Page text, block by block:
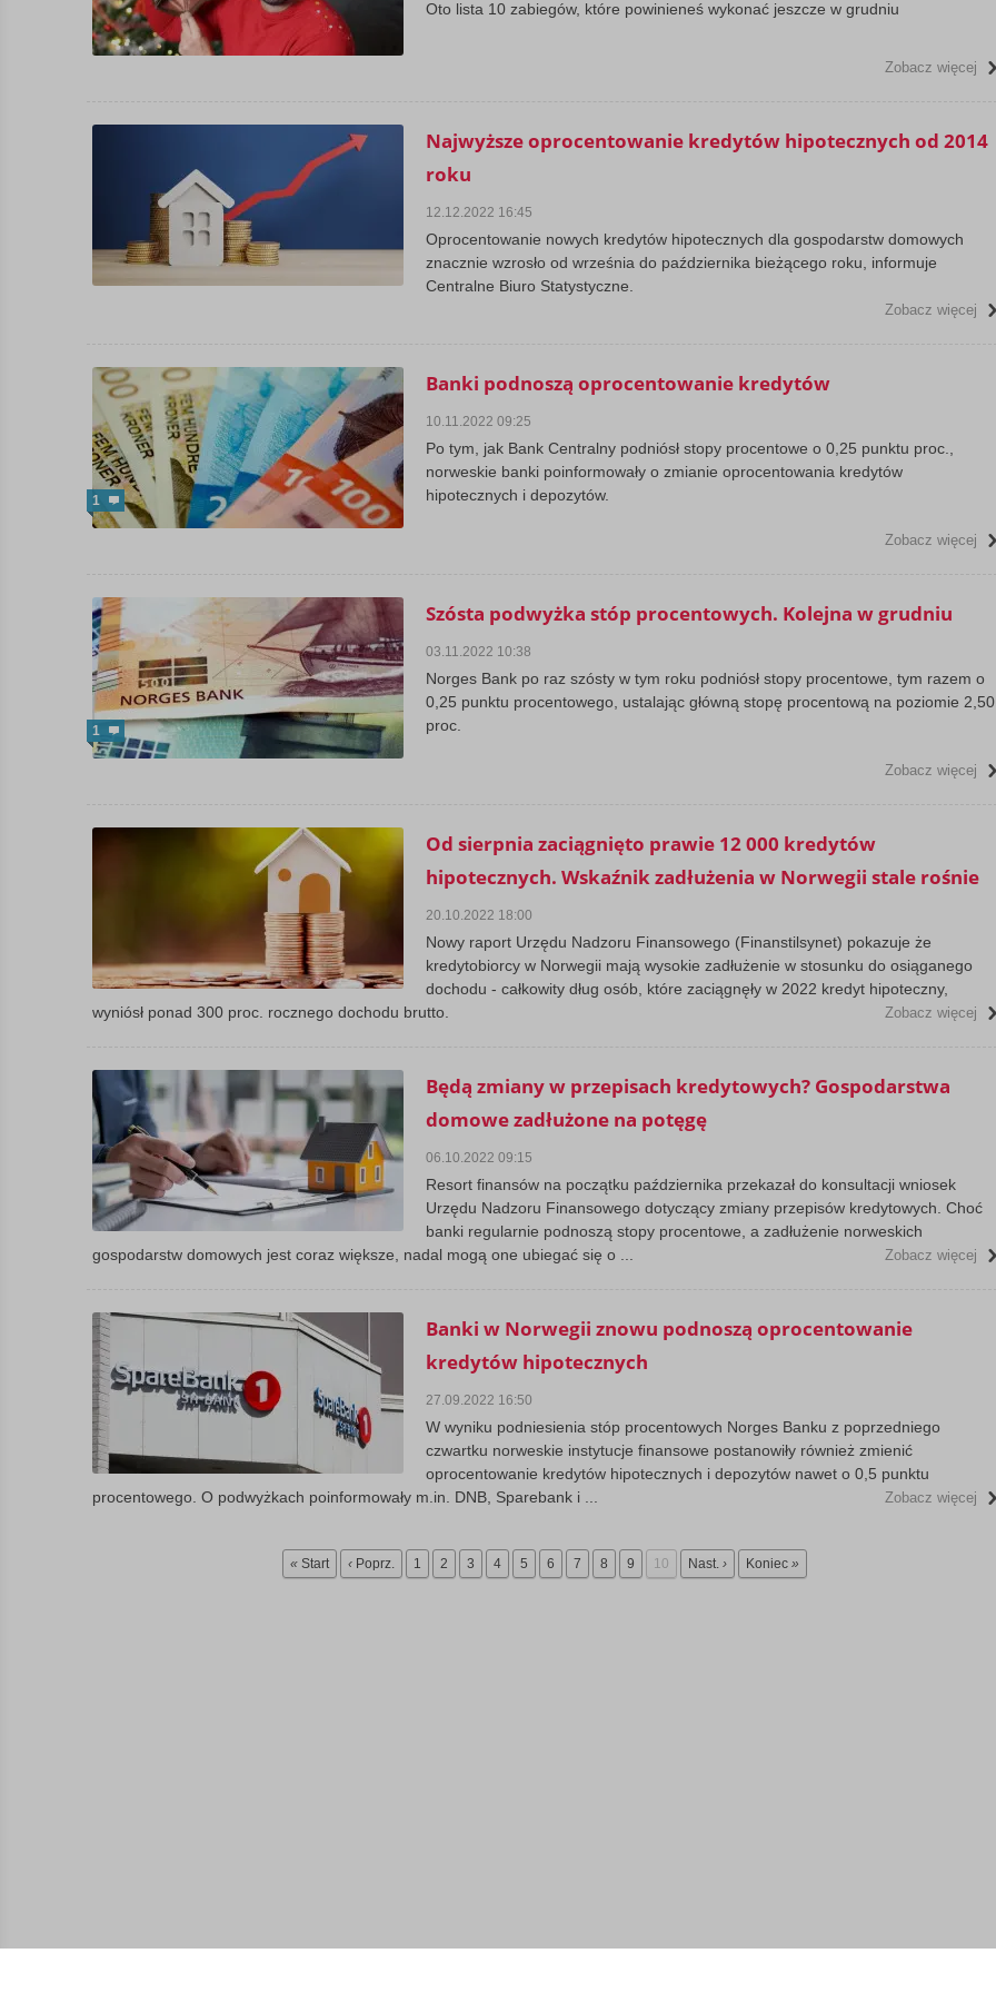
Oto lista 10 zabiegów, które powinieneś wykonać jeszcze w grudniu
Zobacz więcej
Najwyższe oprocentowanie kredytów hipotecznych od 2014
roku
12.12.2022 16:45
Oprocentowanie nowych kredytów hipotecznych dla gospodarstw domowych
znacznie wzrosło od września do października bieżącego roku, informuje
Centralne Biuro Statystyczne.
Zobacz więcej
1
Banki podnoszą oprocentowanie kredytów
10.11.2022 09:25
Po tym, jak Bank Centralny podniósł stopy procentowe o 0,25 punktu proc.,
norweskie banki poinformowały o zmianie oprocentowania kredytów
hipotecznych i depozytów.
Zobacz więcej
1
Szósta podwyżka stóp procentowych. Kolejna w grudniu
03.11.2022 10:38
Norges Bank po raz szósty w tym roku podniósł stopy procentowe, tym razem o
0,25 punktu procentowego, ustalając główną stopę procentową na poziomie 2,50
proc.
Zobacz więcej
Od sierpnia zaciągnięto prawie 12 000 kredytów
hipotecznych. Wskaźnik zadłużenia w Norwegii stale rośnie
20.10.2022 18:00
Nowy raport Urzędu Nadzoru Finansowego (Finanstilsynet) pokazuje że
kredytobiorcy w Norwegii mają wysokie zadłużenie w stosunku do osiąganego
dochodu - całkowity dług osób, które zaciągnęły w 2022 kredyt hipoteczny,
wyniósł ponad 300 proc. rocznego dochodu brutto.
Zobacz więcej
Będą zmiany w przepisach kredytowych? Gospodarstwa
domowe zadłużone na potęgę
06.10.2022 09:15
Resort finansów na początku października przekazał do konsultacji wniosek
Urzędu Nadzoru Finansowego dotyczący zmiany przepisów kredytowych. Choć
banki regularnie podnoszą stopy procentowe, a zadłużenie norweskich
gospodarstw domowych jest coraz większe, nadal mogą one ubiegać się o ...
Zobacz więcej
Banki w Norwegii znowu podnoszą oprocentowanie
kredytów hipotecznych
27.09.2022 16:50
W wyniku podniesienia stóp procentowych Norges Banku z poprzedniego
czwartku norweskie instytucje finansowe postanowiły również zmienić
oprocentowanie kredytów hipotecznych i depozytów nawet o 0,5 punktu
procentowego. O podwyżkach poinformowały m.in. DNB, Sparebank i ...
Zobacz więcej
« Start ‹ Poprz. 1 2 3 4 5 6 7 8 9 10 Nast. › Koniec »